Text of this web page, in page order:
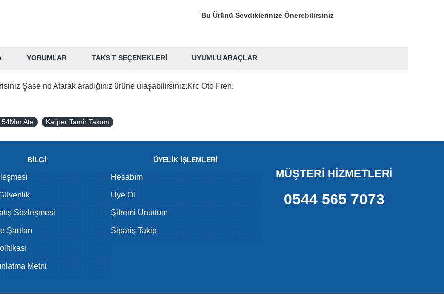
Bu Ürünü Sevdiklerinize Önerebilirsiniz
YORUMLAR TAKSIT SEÇENEKLERI UYUMLU ARAÇLAR
Şase no Atarak aradığınız ürüne ulaşabilirsiniz.Krc Oto Fren.
54Mm Ate Kaliper Tamir Takımı
BİLGİ
Sözleşmesi
Şartları
Metni
ÜYELİK İŞLEMLERİ
Hesabım
Üye Ol
Şifremi Unuttum
Sipariş Takip
MÜŞTERİ HİZMETLERİ
0544 565 7073